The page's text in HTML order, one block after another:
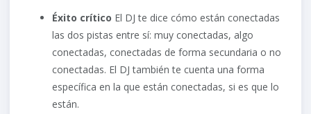
Éxito crítico El DJ te dice cómo están conectadas
las dos pistas entre sí: muy conectadas, algo
conectadas, conectadas de forma secundaria o no
conectadas. El DJ también te cuenta una forma
específica en la que están conectadas, si es que lo
están.